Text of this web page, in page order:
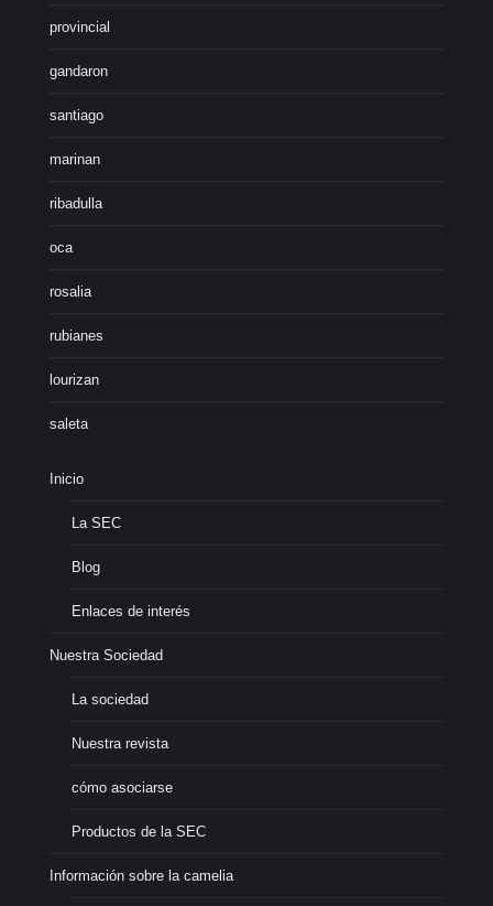
provincial
gandaron
santiago
marinan
ribadulla
oca
rosalia
rubianes
lourizan
saleta
Inicio
La SEC
Blog
Enlaces de interés
Nuestra Sociedad
La sociedad
Nuestra revista
cómo asociarse
Productos de la SEC
Información sobre la camelia